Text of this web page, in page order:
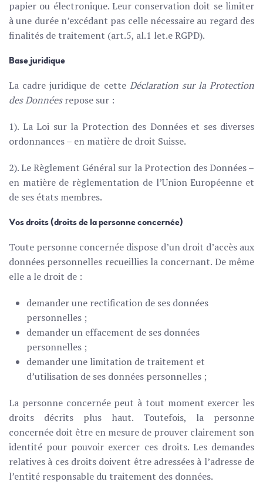
papier ou électronique. Leur conservation doit se limiter
à une durée n’excédant pas celle nécessaire au regard des
finalités de traitement (art.5, al.1 let.e RGPD).
Base juridique
La cadre juridique de cette Déclaration sur la Protection
des Donnéesrepose sur :
1). La Loi sur la Protection des Données et ses diverses
ordonnances – en matière de droit Suisse.
2). Le Règlement Général sur la Protection des Données –
en matière de règlementation de l’Union Européenne et
de ses états membres.
Vos droits (droits de la personne concernée)
Toute personne concernée dispose d’un droit d’accès aux
données personnelles recueillies la concernant. De même
elle a le droit de :
demander une rectification de ses données
personnelles ;
demander un effacement de ses données
personnelles ;
demander une limitation de traitement et
d’utilisation de ses données personnelles ;
La personne concernée peut à tout moment exercer les
droits décrits plus haut. Toutefois, la personne
concernée doit être en mesure de prouver clairement son
identité pour pouvoir exercer ces droits. Les demandes
relatives à ces droits doivent être adressées à l’adresse de
l’entité responsable du traitement des données.